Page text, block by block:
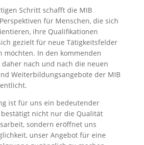
Schritt schafft die MIB
für Menschen, die sich
ihre Qualifikationen
gezielt für neue Tätigkeitsfelder
möchten. In den kommenden
nach und nach die neuen
Weiterbildungsangebote der MIB
ist für uns ein bedeutender
nicht nur die Qualität
sondern eröffnet uns
unser Angebot für eine